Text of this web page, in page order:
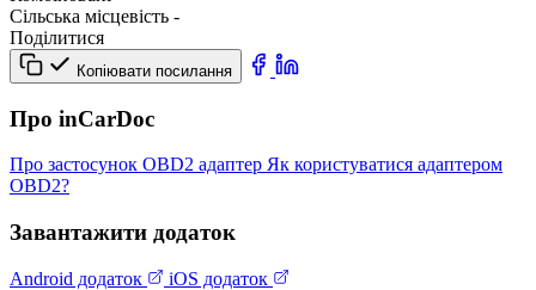
Сільська місцевість -
Поділитися
Копіювати посилання
Про inCarDoc
Про застосунок OBD2 адаптер Як користуватися адаптером
OBD2?
Завантажити додаток
Android додаток iOS додаток